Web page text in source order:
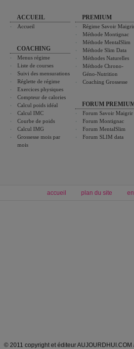
ACCUEIL
Accueil
COACHING
Menus régime
Liste de courses
Suivi des mensurations
Réglette de régime
Exercices physiques
Compteur de calories
Calcul poids idéal
Calcul IMC
Courbe de poids
Calcul IMG
Grossesse mois par
mois
PREMIUM
Régime Savoir
Méthode Montignac
Méthode MentalSlim
Méthode Slim Data
Méthodes Naturelles
Méthode Chrono-
Géno-Nutrition
Coaching Grossesse
FORUM
Forum Savoir Maigrir
Forum Montignac
Forum MentalSlim
Forum SLIM data
accueil plan du site
© 2011 copyright et éditeur